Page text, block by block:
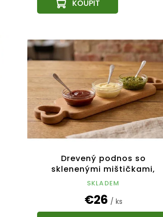
Drevený podnos so
sklenenými mištičkami,
masívne drevo, rozmer 43 x 11
SKLADEM
€26 / ks